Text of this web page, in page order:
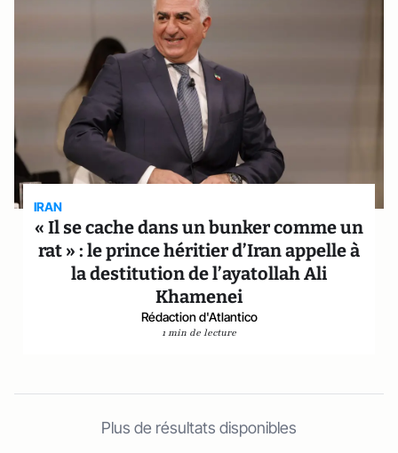
IRAN
« Il se cache dans un bunker comme un
rat » : le prince héritier d’Iran appelle à
la destitution de l’ayatollah Ali
Khamenei
Rédaction d'Atlantico
1 min de lecture
Plus de résultats disponibles